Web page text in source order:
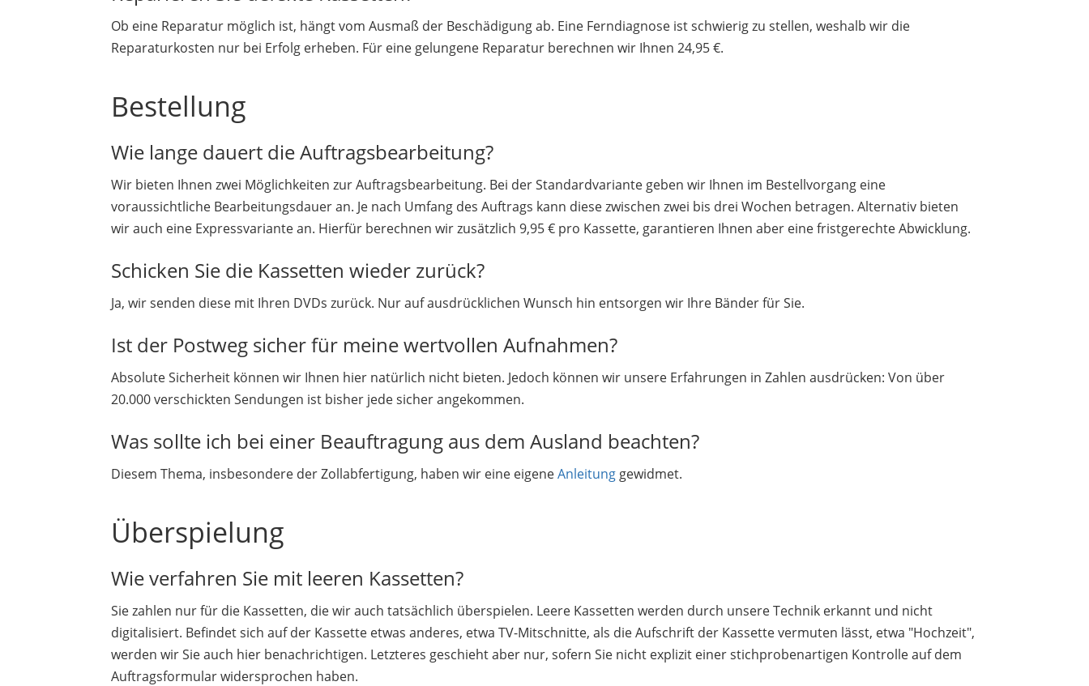
Ob eine Reparatur möglich ist, hängt vom Ausmaß der Beschädigung ab. Eine Ferndiagnose ist schwierig zu stellen, weshalb wir die
Reparaturkosten nur bei Erfolg erheben. Für eine gelungene Reparatur berechnen wir Ihnen 24,95 €.
Bestellung
Wie lange dauert die Auftragsbearbeitung?
Wir bieten Ihnen zwei Möglichkeiten zur Auftragsbearbeitung. Bei der Standardvariante geben wir Ihnen im Bestellvorgang eine
voraussichtliche Bearbeitungsdauer an. Je nach Umfang des Auftrags kann diese zwischen zwei bis drei Wochen betragen. Alternativ bieten
wir auch eine Expressvariante an. Hierfür berechnen wir zusätzlich 9,95 € pro Kassette, garantieren Ihnen aber eine fristgerechte Abwicklung.
Schicken Sie die Kassetten wieder zurück?
Ja, wir senden diese mit Ihren DVDs zurück. Nur auf ausdrücklichen Wunsch hin entsorgen wir Ihre Bänder für Sie.
Ist der Postweg sicher für meine wertvollen Aufnahmen?
Absolute Sicherheit können wir Ihnen hier natürlich nicht bieten. Jedoch können wir unsere Erfahrungen in Zahlen ausdrücken: Von über
20.000 verschickten Sendungen ist bisher jede sicher angekommen.
Was sollte ich bei einer Beauftragung aus dem Ausland beachten?
Diesem Thema, insbesondere der Zollabfertigung, haben wir eine eigeneAnleitung gewidmet.
Überspielung
Wie verfahren Sie mit leeren Kassetten?
Sie zahlen nur für die Kassetten, die wir auch tatsächlich überspielen. Leere Kassetten werden durch unsere Technik erkannt und nicht
digitalisiert. Befindet sich auf der Kassette etwas anderes, etwa TV-Mitschnitte, als die Aufschrift der Kassette vermuten lässt, etwa "Hochzeit",
werden wir Sie auch hier benachrichtigen. Letzteres geschieht aber nur, sofern Sie nicht explizit einer stichprobenartigen Kontrolle auf dem
Auftragsformular widersprochen haben.